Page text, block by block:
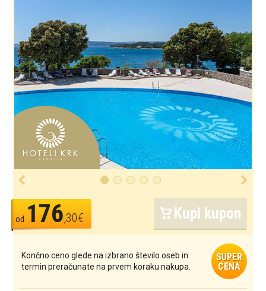
od 176,30€ Kupi kupon
Končno ceno glede na izbrano število oseb in
termin preračunate na prvem koraku nakupa.
SUPER
CENA